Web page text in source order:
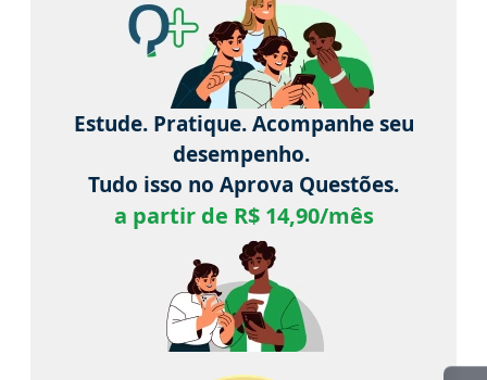
Estude. Pratique. Acompanhe seu
desempenho.
Tudo isso no Aprova Questões.
a partir de R$ 14,90/mês